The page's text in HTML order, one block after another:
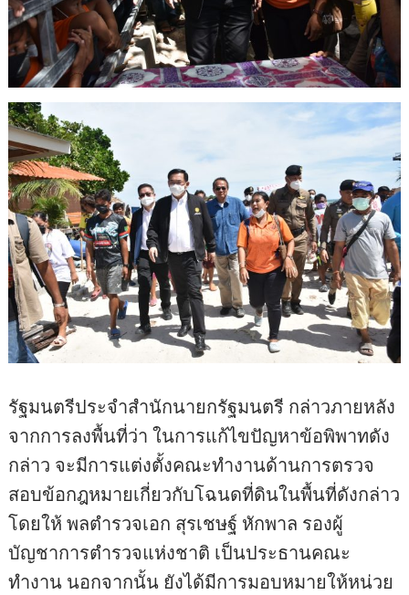
รัฐมนตรีประจำสำนักนายกรัฐมนตรี กล่าวภายหลัง
จากการลงพื้นที่ว่า ในการแก้ไขปัญหาข้อพิพาทดัง
กล่าว จะมีการแต่งตั้งคณะทำงานด้านการตรวจ
สอบข้อกฎหมายเกี่ยวกับโฉนดที่ดินในพื้นที่ดังกล่าว
โดยให้ พลตำรวจเอก สุรเชษฐ์ หักพาล รองผู้
บัญชาการตำรวจแห่งชาติ เป็นประธานคณะ
ทำงาน นอกจากนั้น ยังได้มีการมอบหมายให้หน่วย